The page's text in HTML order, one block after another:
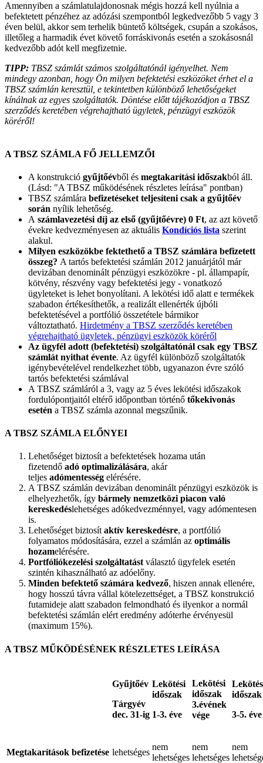
Amennyiben a számlatulajdonosnak mégis hozzá kell nyúlnia a
befektetett pénzéhez az adózási szempontból legkedvezőbb 5 vagy 3
éven belül, akkor sem terhelik büntető költségek, csupán a szokásos,
illetőleg a harmadik évet követő forráskivonás esetén a szokásosnál
kedvezőbb adót kell megfizetnie.
TIPP: TBSZ számlát számos szolgáltatónál igényelhet. Nem
mindegy azonban, hogy Ön milyen befektetési eszközöket érhet el a
TBSZ számlán keresztül, e tekintetben különböző lehetőségeket
kínálnak az egyes szolgáltatók. Döntése előtt tájékozódjon a TBSZ
szerződés keretében végrehajtható ügyletek, pénzügyi eszközök
köréről!
A TBSZ SZÁMLA FŐ JELLEMZŐI
A konstrukció gyűjtőévből és megtakarítási időszakból áll.
(Lásd: "A TBSZ működésének részletes leírása" pontban)
TBSZ számlára befizetéseket teljesíteni csak a gyűjtőév
során nyílik lehetőség.
A számlavezetési díj az első (gyűjtőévre) 0 Ft, az azt követő
évekre kedvezményesen az aktuális Kondíciós lista szerint
alakul.
Milyen eszközökbe fektethető a TBSZ számlára befizetett
összeg? A tartós befektetési számlán 2012 januárjától már
devizában denominált pénzügyi eszközökre - pl. állampapír,
kötvény, részvény vagy befektetési jegy - vonatkozó
ügyleteket is lehet bonyolítani. A lekötési idő alatt e termékek
szabadon értékesíthetők, a realizált ellenérték újbóli
befektetésével a portfólió összetétele bármikor
változtatható. Hirdetmény a TBSZ szerződés keretében
végrehajtható ügyletek, pénzügyi eszközök köréről
Az ügyfél adott (befektetési) szolgáltatónál csak egy TBSZ
számlát nyithat évente. Az ügyfél különböző szolgáltatók
igénybevételével rendelkezhet több, ugyanazon évre szóló
tartós befektetési számlával
A TBSZ számláról a 3, vagy az 5 éves lekötési időszakok
fordulópontjaitól eltérő időpontban történő tőkekivonás
esetén a TBSZ számla azonnal megszűnik.
A TBSZ SZÁMLA ELŐNYEI
Lehetőséget biztosít a befektetések hozama után
fizetendő adó optimalizálására, akár
teljes adómentesség elérésére.
A TBSZ számlán devizában denominált pénzügyi eszközök is
elhelyezhetők, így bármely nemzetközi piacon való
kereskedéslehetséges adókedvezménnyel, vagy adómentesen
is.
Lehetőséget biztosít aktív kereskedésre, a portfólió
folyamatos módosítására, ezzel a számlán az optimális
hozamelérésére.
Portfóliókezelési szolgáltatást választó ügyfelek esetén
szintén kihasználható az adóelőny.
Minden befektető számára kedvező, hiszen annak ellenére,
hogy hosszú távra vállal kötelezettséget, a TBSZ konstrukció
futamideje alatt szabadon felmondható és ilyenkor a normál
befektetési számlán elért eredmény adóterhe érvényesül
(maximum 15%).
A TBSZ MŰKÖDÉSÉNEK RÉSZLETES LEÍRÁSA
Gyűjtőév
Tárgyév
dec. 31-ig
Lekötési
időszak
1-3. éve
Lekötési
időszak
3.évének
vége
időszak
3-5. éve
Megtakarítások befizetése lehetséges
nem
lehetséges
nem
lehetséges
nem